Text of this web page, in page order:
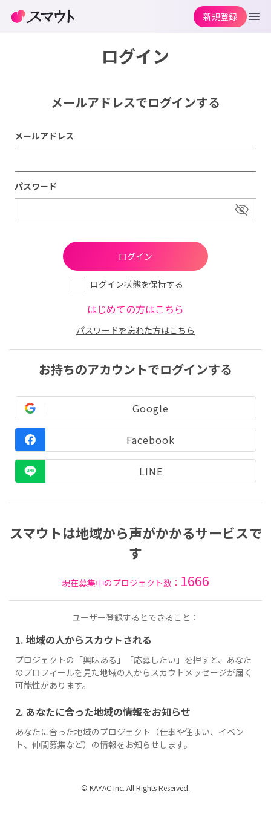
ログイン
メールアドレスでログインする
メールアドレス
パスワード
ログイン状態を保持する
はじめての方はこちら
パスワードを忘れた方はこちら
お持ちのアカウントでログインする
Google
Facebook
LINE
スマウトは地域から声がかかるサービスで
す
現在募集中のプロジェクト数： 1666
ユーザー登録するとできること：
1. 地域の人からスカウトされる
プロジェクトの「興味ある」「応募したい」を押すと、あなた
のプロフィールを見た地域の人からスカウトメッセージが届く
可能性があります。
2. あなたに合った地域の情報をお知らせ
あなたに合った地域のプロジェクト（仕事や住まい、イベン
ト、仲間募集など）の情報をお知らせします。
新規登録
© KAYAC Inc. All Rights Reserved.